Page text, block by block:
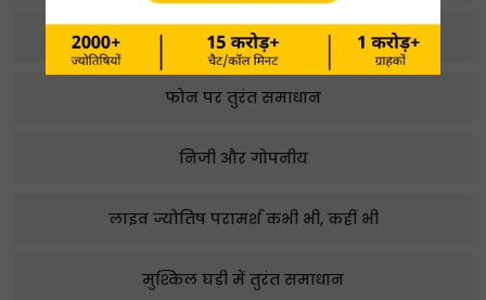
बेहतर समझ और मार्गदर्शन प्राप्त करें
फोन पर तुरंत समाधान
निजी और गोपनीय
लाइव ज्योतिष परामर्श कभी भी, कहीं भी
मुश्किल घड़ी में तुरंत समाधान